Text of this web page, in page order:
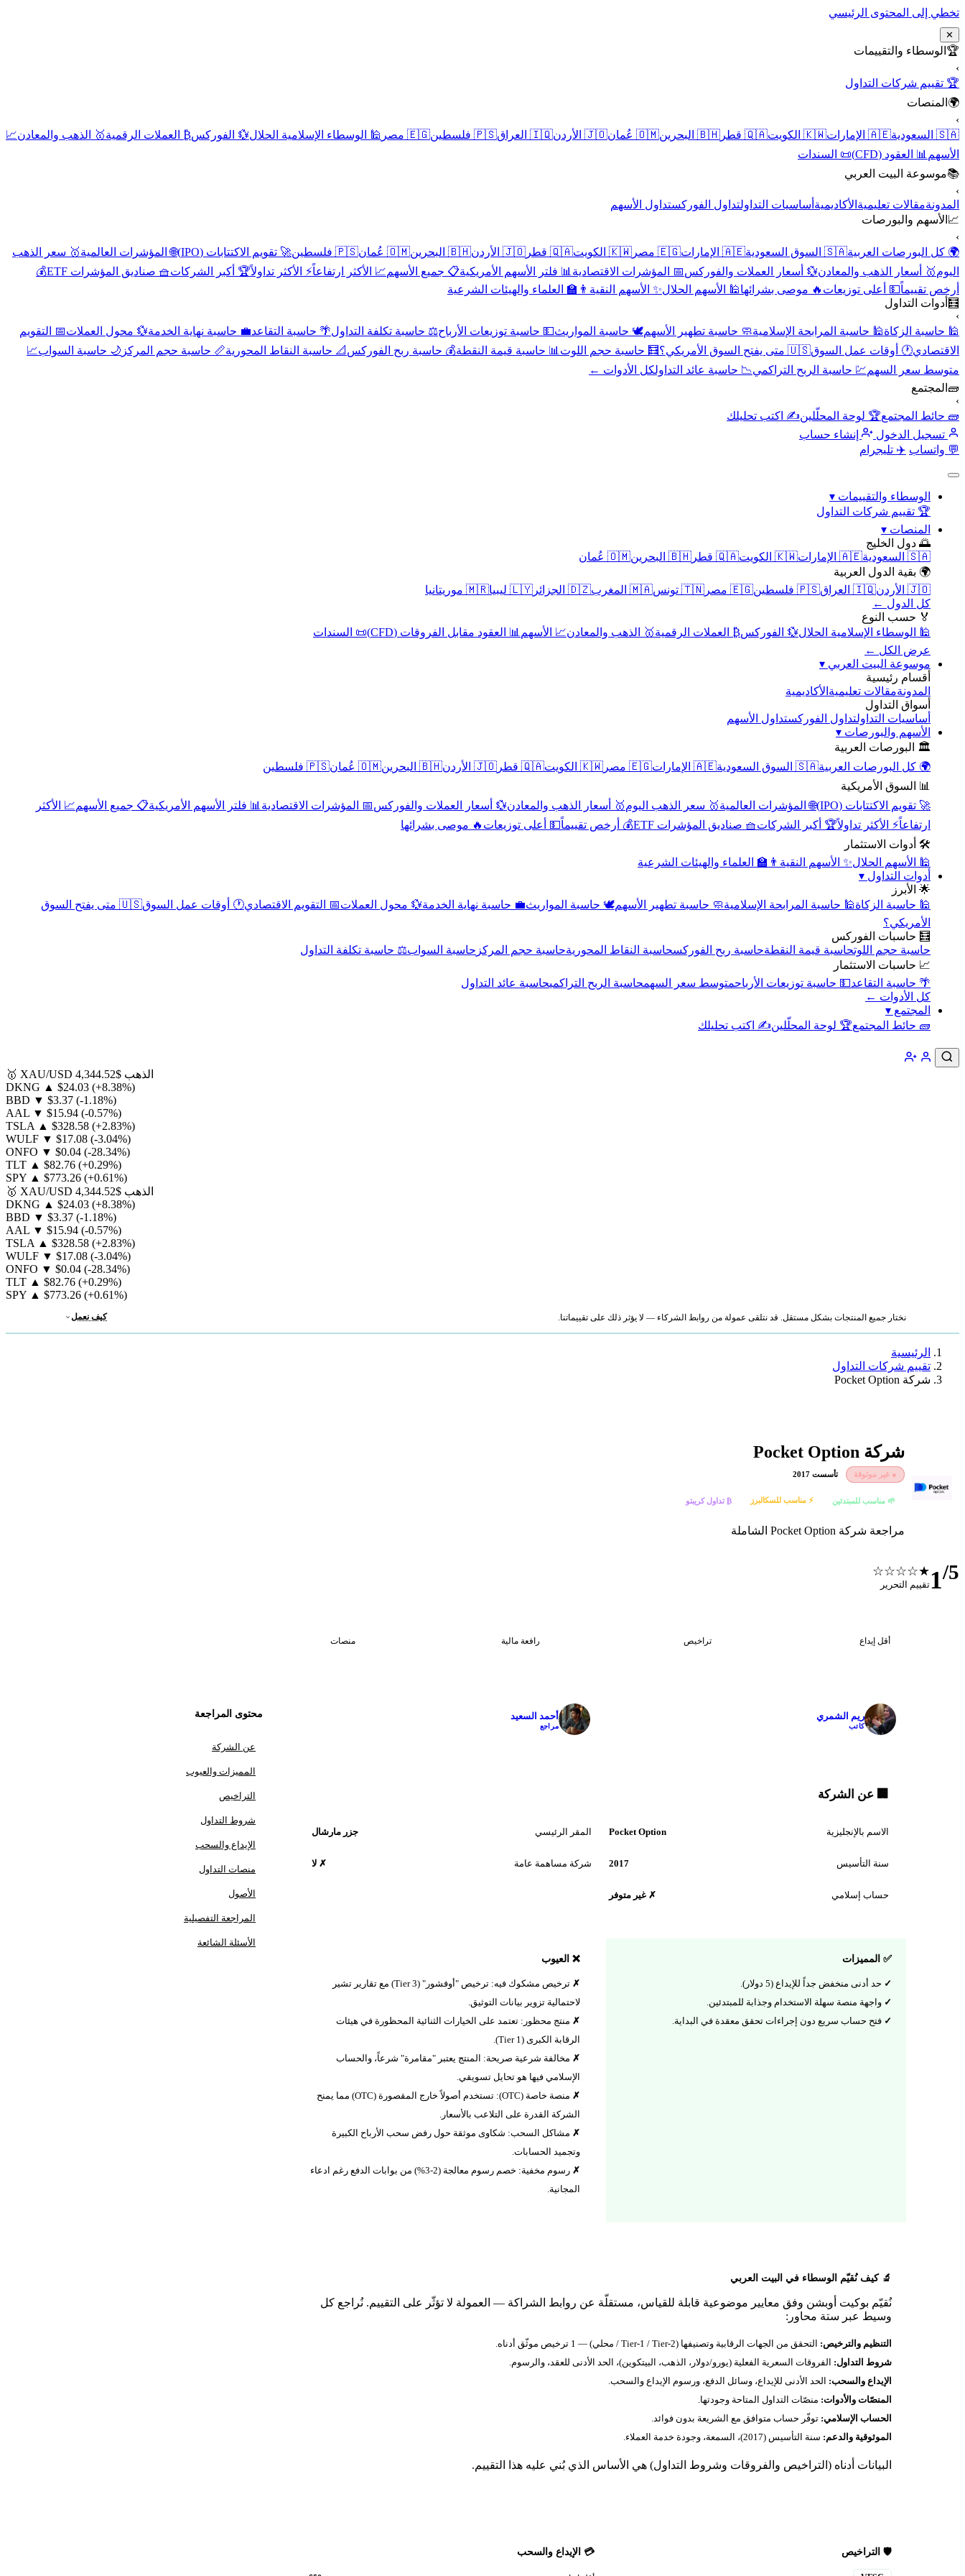
تخطي إلى المحتوى الرئيسي
✕
🏆 الوسطاء والتقييمات
›
🏆 تقييم شركات التداول
🌍 المنصات
›
🇸🇦 السعودية
🇦🇪 الإمارات 🇰🇼 الكويت 🇶🇦 قطر 🇧🇭 البحرين 🇴🇲 عُمان 🇯🇴 الأردن 🇮🇶 العراق 🇵🇸 فلسطين 🇪🇬 مصر 🕌 الوسطاء الإسلامية الحلال💱 الفوركس₿ العملات الرقمية🥇 الذهب والمعادن📈
الأسهم 📊 العقود (CFD)
📜 السندات
📚موسوعة البيت العربي
›
المدونةمقالات تعليمية الأكاديمية أساسيات التداولتداول الفوركستداول الأسهم
📈 الأسهم والبورصات
›
🌍 كل البورصات العربية🇸🇦 السوق السعودية 🇦🇪 الإمارات 🇪🇬 مصر 🇰🇼 الكويت 🇶🇦 قطر 🇯🇴 الأردن 🇧🇭 البحرين 🇴🇲 عُمان 🇵🇸 فلسطين 🚀 تقويم الاكتتابات (IPO) 🌐 المؤشرات العالمية🥇 سعر الذهب
اليوم🥇 أسعار الذهب والمعادن💱 أسعار العملات والفوركس📅 المؤشرات الاقتصادية 📊 فلتر الأسهم الأمريكية📋 جميع الأسهم📈 الأكثر ارتفاعاً⚡ الأكثر تداولاً🏆 أكبر الشركات🧺 صناديق المؤشرات ETF
💰
أرخص تقييماً💵 أعلى توزيعات 🔥 موصى بشرائها🕌 الأسهم الحلال✨ الأسهم النقية 👨‍🏫 العلماء والهيئات الشرعية
🧮 أدوات التداول
›
🕌 حاسبة الزكاة🕌 حاسبة المرابحة الإسلامية🧼 حاسبة تطهير الأسهم🕊️ حاسبة المواريث💵 حاسبة توزيعات الأرباح⚖️ حاسبة تكلفة التداول🌴 حاسبة التقاعد💼 حاسبة نهاية الخدمة💱 محول العملات📅 التقويم
الاقتصادي🕐 أوقات عمل السوق🇺🇸 متى يفتح السوق الأمريكي؟ 🧮 حاسبة حجم اللوت 📊 حاسبة قيمة النقطة💰 حاسبة ربح الفوركس 📐 حاسبة النقاط المحورية📏 حاسبة حجم المركز 🌙 حاسبة السواب📈
متوسط سعر السهم💹 حاسبة الربح التراكمي📉 حاسبة عائد التداولكل الأدوات ←
🧱 المجتمع
›
🧱 حائط المجتمع🏆 لوحة المحلّلين✍️ اكتب تحليلك
تسجيل الدخول
إنشاء حساب
💬 واتساب ✈️ تليجرام
الوسطاء والتقييمات ▾
🏆 تقييم شركات التداول
المنصات ▾
🌅 دول الخليج
🇸🇦 السعودية
🇦🇪 الإمارات 🇰🇼 الكويت 🇶🇦 قطر 🇧🇭 البحرين
🇴🇲 عُمان
🌍 بقية الدول العربية
🇯🇴 الأردن
🇮🇶 العراق 🇵🇸 فلسطين 🇪🇬 مصر 🇹🇳 تونس 🇲🇦 المغرب 🇩🇿 الجزائر 🇱🇾 ليبيا
🇲🇷 موريتانيا
كل الدول ←
🏅 حسب النوع
🕌 الوسطاء الإسلامية الحلال💱 الفوركس₿ العملات الرقمية🥇 الذهب والمعادن📈 الأسهم 📊 العقود مقابل الفروقات (CFD)
📜 السندات
عرض الكل ←
موسوعة البيت العربي ▾
أقسام رئيسية
المدونةمقالات تعليمية الأكاديمية
أسواق التداول
أساسيات التداولتداول الفوركستداول الأسهم
الأسهم والبورصات ▾
🏛️ البورصات العربية
🌍 كل البورصات العربية🇸🇦 السوق السعودية 🇦🇪 الإمارات 🇪🇬 مصر 🇰🇼 الكويت 🇶🇦 قطر 🇯🇴 الأردن 🇧🇭 البحرين 🇴🇲 عُمان
🇵🇸 فلسطين
📊 السوق الأمريكية
🚀 تقويم الاكتتابات (IPO)
🌐 المؤشرات العالمية🥇 سعر الذهب اليوم🥇 أسعار الذهب والمعادن💱 أسعار العملات والفوركس📅 المؤشرات الاقتصادية 📊 فلتر الأسهم الأمريكية📋 جميع الأسهم📈 الأكثر
ارتفاعاً⚡ الأكثر تداولاً🏆 أكبر الشركات🧺 صناديق المؤشرات ETF 💰 أرخص تقييماً💵 أعلى توزيعات 🔥 موصى بشرائها
🛠️ أدوات الاستثمار
🕌 الأسهم الحلال✨ الأسهم النقية 👨‍🏫 العلماء والهيئات الشرعية
أدوات التداول ▾
🌟 الأبرز
🕌 حاسبة الزكاة🕌 حاسبة المرابحة الإسلامية🧼 حاسبة تطهير الأسهم🕊️ حاسبة المواريث💼 حاسبة نهاية الخدمة💱 محول العملات📅 التقويم الاقتصادي🕐 أوقات عمل السوق
🇺🇸 متى يفتح السوق
الأمريكي؟
🧮 حاسبات الفوركس
حاسبة حجم اللوتحاسبة قيمة النقطةحاسبة ربح الفوركسحاسبة النقاط المحوريةحاسبة حجم المركز حاسبة السواب⚖️ حاسبة تكلفة التداول
📈 حاسبات الاستثمار
🌴 حاسبة التقاعد💵 حاسبة توزيعات الأرباحمتوسط سعر السهمحاسبة الربح التراكميحاسبة عائد التداول
كل الأدوات ←
المجتمع ▾
🧱 حائط المجتمع🏆 لوحة المحلّلين✍️ اكتب تحليلك
🥇 XAU/USD الذهب $4,344.52
DKNG ▲ $24.03 (+8.38%)
BBD ▼ $3.37 (-1.18%)
AAL ▼ $15.94 (-0.57%)
TSLA ▲ $328.58 (+2.83%)
WULF ▼ $17.08 (-3.04%)
ONFO ▼ $0.04 (-28.34%)
TLT ▲ $82.76 (+0.29%)
SPY ▲ $773.26 (+0.61%)
🥇 XAU/USD الذهب $4,344.52
DKNG ▲ $24.03 (+8.38%)
BBD ▼ $3.37 (-1.18%)
AAL ▼ $15.94 (-0.57%)
TSLA ▲ $328.58 (+2.83%)
WULF ▼ $17.08 (-3.04%)
ONFO ▼ $0.04 (-28.34%)
TLT ▲ $82.76 (+0.29%)
SPY ▲ $773.26 (+0.61%)
نختار جميع المنتجات بشكل مستقل. قد نتلقى عمولة من روابط الشركاء — لا يؤثر ذلك على تقييماتنا. كيف نعمل
الرئيسية
تقييم شركات التداول
شركة Pocket Option
شركة Pocket Option
● غير موثوقة تأسست 2017
🌱 مناسب للمبتدئين ⚡ مناسب للسكالبرز ₿ تداول كريبتو
مراجعة شركة Pocket Option الشاملة
1/5
★☆☆☆☆
تقييم التحرير
أقل إيداع تراخيص رافعة مالية منصات
ريم الشمري
كاتب
أحمد السعيد
مراجع
🏢 عن الشركة
الاسم بالإنجليزية Pocket Option المقر الرئيسي جزر مارشال
سنة التأسيس 2017 شركة مساهمة عامة ✗ لا
حساب إسلامي ✗ غير متوفر
✅ المميزات
حد أدنى منخفض جداً للإيداع (5 دولار).
واجهة منصة سهلة الاستخدام وجذابة للمبتدئين.
فتح حساب سريع دون إجراءات تحقق معقدة في البداية.
❌ العيوب
ترخيص مشكوك فيه: ترخيص "أوفشور" (Tier 3) مع تقارير تشير
لاحتمالية تزوير بيانات التوثيق.
منتج محظور: تعتمد على الخيارات الثنائية المحظورة في هيئات
الرقابة الكبرى (Tier 1).
مخالفة شرعية صريحة: المنتج يعتبر "مقامرة" شرعاً، والحساب
الإسلامي فيها هو تحايل تسويقي.
منصة خاصة (OTC): تستخدم أصولاً خارج المقصورة (OTC) مما يمنح
الشركة القدرة على التلاعب بالأسعار.
مشاكل السحب: شكاوى موثقة حول رفض سحب الأرباح الكبيرة
وتجميد الحسابات.
رسوم مخفية: خصم رسوم معالجة (2-3%) من بوابات الدفع رغم ادعاء
المجانية.
🔬 كيف نُقيّم الوسطاء في البيت العربي
نُقيّم بوكيت أوبشن وفق معايير موضوعية قابلة للقياس، مستقلّة عن روابط الشراكة — العمولة لا تؤثّر على التقييم. نُراجع كل
وسيط عبر ستة محاور:
التنظيم والترخيص: التحقق من الجهات الرقابية وتصنيفها (Tier‑1 / Tier‑2 / محلي) — 1 ترخيص موثّق أدناه.
شروط التداول: الفروقات السعرية الفعلية (يورو/دولار، الذهب، البيتكوين)، الحد الأدنى للعقد، والرسوم.
الإيداع والسحب: الحد الأدنى للإيداع، وسائل الدفع، ورسوم الإيداع والسحب.
المنصّات والأدوات: منصّات التداول المتاحة وجودتها.
الحساب الإسلامي: توفّر حساب متوافق مع الشريعة بدون فوائد.
الموثوقية والدعم: سنة التأسيس (2017)، السمعة، وجودة خدمة العملاء.
البيانات أدناه (التراخيص والفروقات وشروط التداول) هي الأساس الذي بُني عليه هذا التقييم.
🛡️ التراخيص 💳 الإيداع والسحب
محتوى المراجعة
عن الشركة
المميزات والعيوب
التراخيص
شروط التداول
الإيداع والسحب
منصات التداول
الأصول
المراجعة التفصيلية
الأسئلة الشائعة